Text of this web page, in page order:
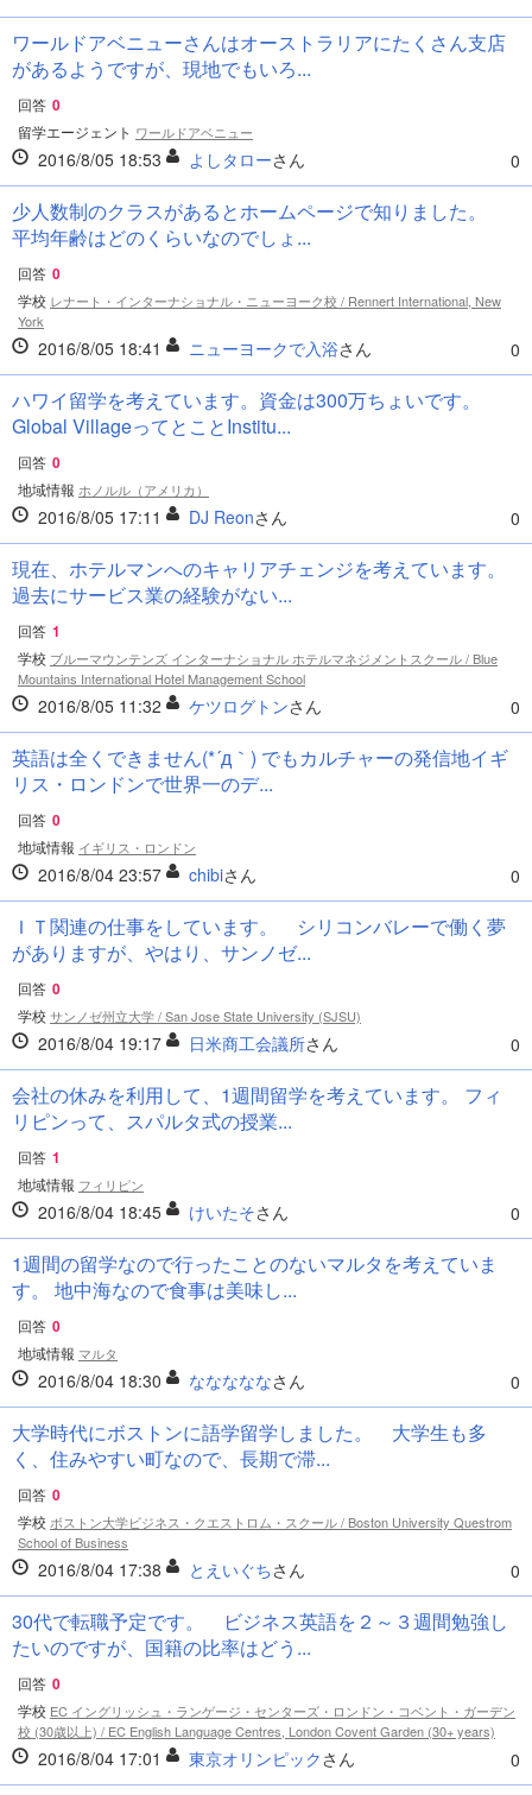
ワールドアベニューさんはオーストラリアにたくさん支店
があるようですが、現地でもいろ...
回答 0
留学エージェント ワールドアベニュー
2016/8/05 18:53 よしタローさん 0
少人数制のクラスがあるとホームページで知りました。
平均年齢はどのくらいなのでしょ...
回答 0
学校 レナート・インターナショナル・ニューヨーク校 / Rennert International, New
York
2016/8/05 18:41 ニューヨークで入浴さん 0
ハワイ留学を考えています。資金は300万ちょいです。
Global VillageってとことInstitu...
回答 0
地域情報 ホノルル（アメリカ）
2016/8/05 17:11 DJ Reonさん 0
現在、ホテルマンへのキャリアチェンジを考えています。
過去にサービス業の経験がない...
回答 1
学校 ブルーマウンテンズ インターナショナル ホテルマネジメントスクール / Blue
Mountains International Hotel Management School
2016/8/05 11:32 ケツログトンさん 0
英語は全くできません(*´д｀) でもカルチャーの発信地イギ
リス・ロンドンで世界一のデ...
回答 0
地域情報 イギリス・ロンドン
2016/8/04 23:57 chibiさん 0
ＩＴ関連の仕事をしています。 シリコンバレーで働く夢
がありますが、やはり、サンノゼ...
回答 0
学校サンノゼ州立大学 / San Jose State University (SJSU)
2016/8/04 19:17 日米商工会議所さん 0
会社の休みを利用して、1週間留学を考えています。 フィ
リピンって、スパルタ式の授業...
回答 1
地域情報 フィリピン
2016/8/04 18:45 けいたそさん 0
1週間の留学なので行ったことのないマルタを考えていま
す。 地中海なので食事は美味し...
回答 0
地域情報 マルタ
2016/8/04 18:30 なななななさん 0
大学時代にボストンに語学留学しました。 大学生も多
く、住みやすい町なので、長期で滞...
回答 0
学校ボストン大学ビジネス・クエストロム・スクール / Boston University Questrom
School of Business
2016/8/04 17:38 とえいぐちさん 0
30代で転職予定です。 ビジネス英語を２～３週間勉強し
たいのですが、国籍の比率はどう...
回答 0
学校 EC イングリッシュ・ランゲージ・センターズ・ロンドン・コベント・ガーデン
校 (30歳以上) / EC English Language Centres, London Covent Garden (30+ years)
2016/8/04 17:01 東京オリンピックさん 0